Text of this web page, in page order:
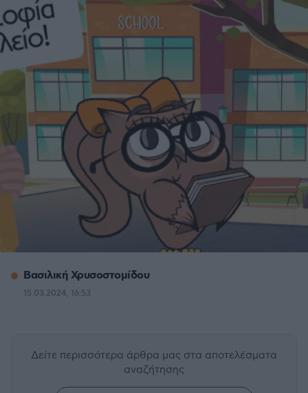
Βασιλική Χρυσοστομίδου
15.03.2024, 16:53
Δείτε περισσότερα άρθρα μας στα αποτελέσματα
αναζήτησης